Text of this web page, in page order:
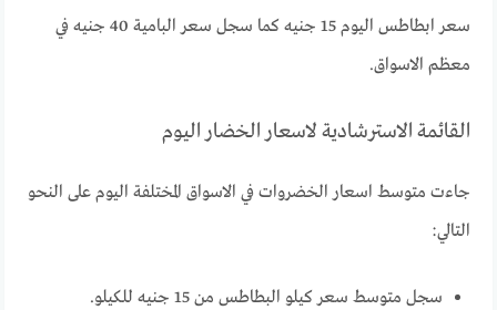
سعر ابطاطس اليوم 15 جنيه كما سجل سعر البامية 40 جنيه في
معظم الاسواق.
القائمة الاسترشادية لاسعار الخضار اليوم
جاءت متوسط اسعار الخضروات في الاسواق المختلفة اليوم على النحو
التالي:
سجل متوسط سعر كيلو البطاطس من 15 جنيه للكيلو.